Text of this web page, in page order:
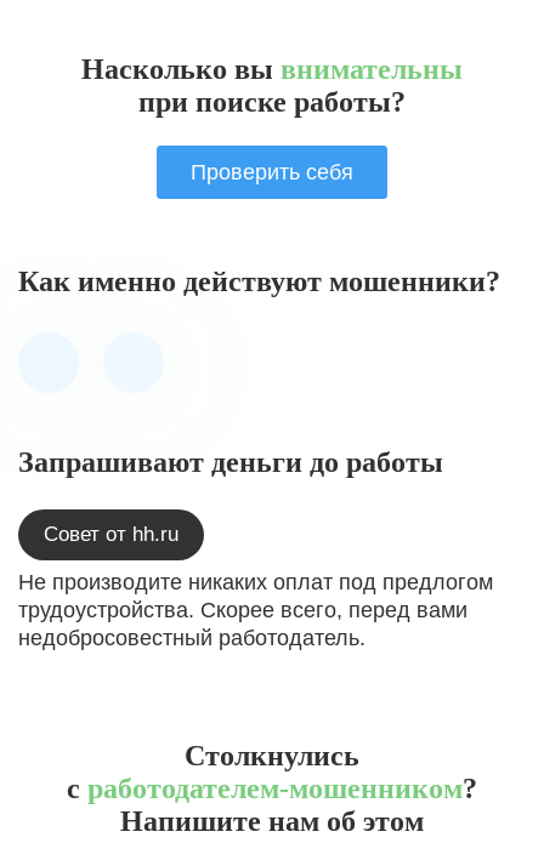
Насколько вы внимательны
при поиске работы?
Проверить себя
Как именно действуют мошенники?
Запрашивают деньги до работы
Совет от hh.ru
Не производите никаких оплат под предлогом
трудоустройства. Скорее всего, перед вами
недобросовестный работодатель.
Столкнулись
с работодателем-мошенником?
Напишите нам об этом